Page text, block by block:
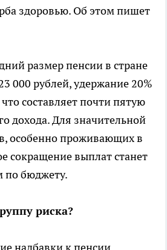
здоровью. Об этом пишет
размер пенсии в стране
000 рублей, удержание 20%
составляет почти пятую
дохода. Для значительной
особенно проживающих в
сокращение выплат станет
бюджету.
риска?
надбавки к пенсии